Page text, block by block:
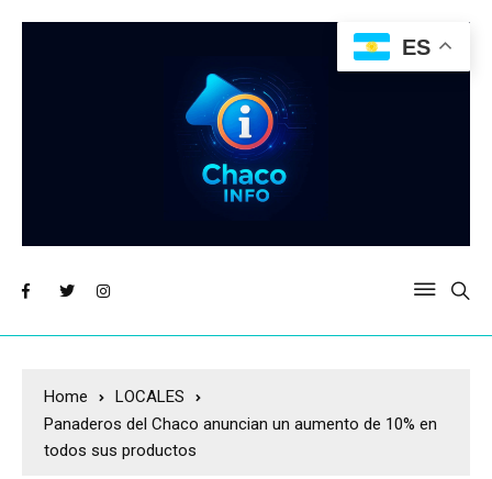
Home
LOCALES
Panaderos del Chaco anuncian un aumento de 10% en
todos sus productos
ES